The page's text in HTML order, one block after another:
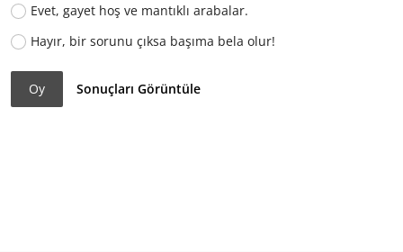
Evet, gayet hoş ve mantıklı arabalar.
Hayır, bir sorunu çıksa başıma bela olur!
Oy Sonuçları Görüntüle